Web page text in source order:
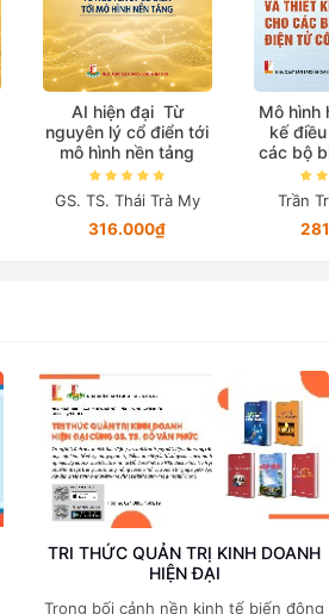
AI hiện đại Từ
nguyên lý cổ điển tới
mô hình nền tảng
GS. TS. Thái Trà My
316.000₫
Mô hình
kế
các bộ
tử
Trần
TRI THỨC QUẢN TRỊ KINH DOANH
HIỆN ĐẠI
Trong bối cảnh nền kinh tế biến động